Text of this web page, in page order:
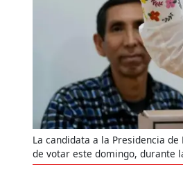
La candidata a la Presidencia
de votar este domingo, durante